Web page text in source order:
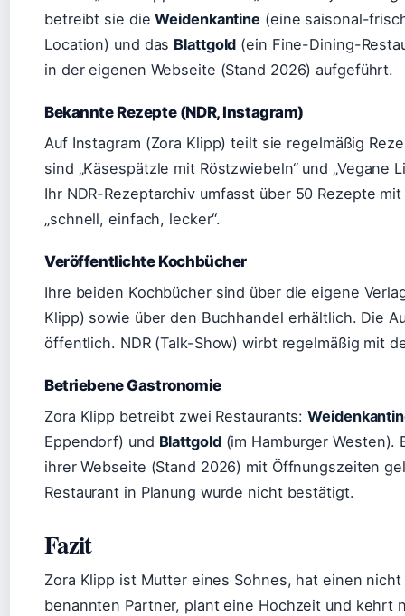
betreibt sie dieWeidenkantine (eine saisonal-
Location) und das Blattgold (ein Fine-Dining-
in der eigenen Webseite (Stand 2026) aufgeführt.
Bekannte Rezepte (NDR, Instagram)
Auf Instagram (Zora Klipp) teilt sie regelmäßig
sind „Käsespätzle mit Röstzwiebeln“ und „Vegane
Ihr NDR-Rezeptarchiv umfasst über 50 Rezepte
„schnell, einfach, lecker“.
Veröffentlichte Kochbücher
Ihre beiden Kochbücher sind über die eigene
Klipp) sowie über den Buchhandel erhältlich. Die
öffentlich. NDR (Talk-Show) wirbt regelmäßig mit
Betriebene Gastronomie
Zora Klipp betreibt zwei Restaurants:
Eppendorf) und Blattgold(im Hamburger Westen).
ihrer Webseite (Stand 2026) mit Öffnungszeiten
Restaurant in Planung wurde nicht bestätigt.
Fazit
Zora Klipp ist Mutter eines Sohnes, hat einen
benannten Partner, plant eine Hochzeit und kehrt